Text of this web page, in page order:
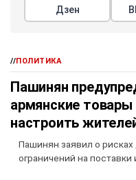
Дзен
//ПОЛИТИКА
Пашинян
армянские товары
настроить
Пашинян заявил о
ограничений на